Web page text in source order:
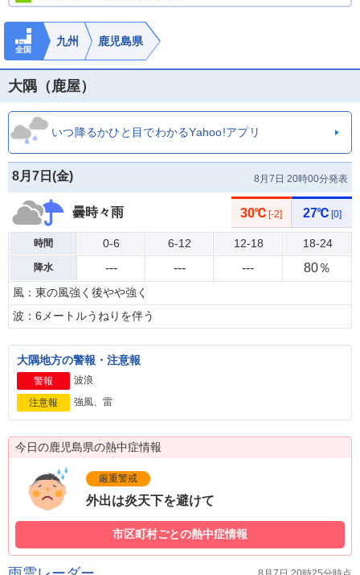
全国
九州 鹿児島県
大隅（鹿屋）
いつ降るかひと目でわかるYahoo!アプリ
8月7日(金) 8月7日 20時00分発表
曇時々雨 30℃ [-2] 27℃ [0]
時間 0-6 6-12 12-18 18-24
降水 --- --- --- 80％
風：東の風強く後やや強く
波：6メートルうねりを伴う
大隅地方の警報・注意報
警報
波浪
注意報
強風、雷
今日の鹿児島県の熱中症情報
厳重警戒
外出は炎天下を避けて
市区町村ごとの熱中症情報